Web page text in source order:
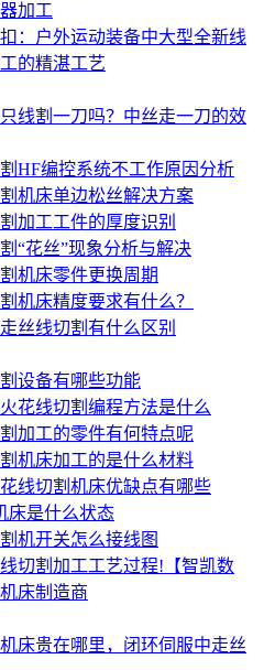
加工
：户外运动装备中大型全新线
的精湛工艺
线割一刀吗？中丝走一刀的效
HF编控系统不工作原因分析
机床单边松丝解决方案
加工工件的厚度识别
“花丝”现象分析与解决
机床零件更换周期
机床精度要求有什么？
丝线切割有什么区别
设备有哪些功能
花线切割编程方法是什么
加工的零件有何特点呢
机床加工的是什么材料
线切割机床优缺点有哪些
床是什么状态
机开关怎么接线图
切割加工工艺过程!【智凯数
床制造商
床贵在哪里，闭环伺服中走丝